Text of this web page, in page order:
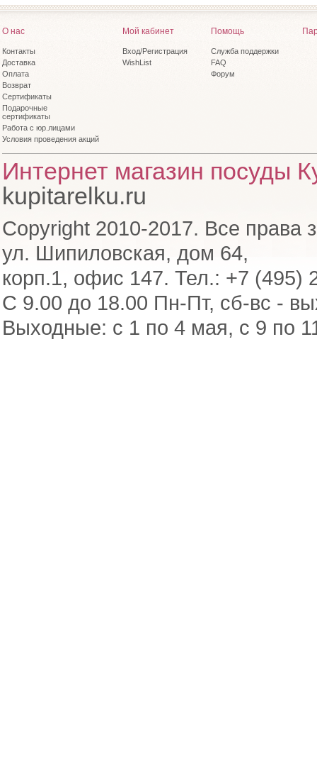
О нас
Контакты
Доставка
Оплата
Возврат
Сертификаты
Подарочные
сертификаты
Работа с юр.лицами
Условия проведения акций
Мой кабинет
Вход/Регистрация
WishList
Помощь
Служба поддержки
FAQ
Форум
Интернет магазин посуды
kupitarelku.ru
Copyright 2010-2017. Все права
ул. Шипиловская, дом 64,
корп.1, офис 147. Тел.: +7 (495)
С 9.00 до 18.00 Пн-Пт, сб-вс -
Выходные: с 1 по 4 мая, с 9 по